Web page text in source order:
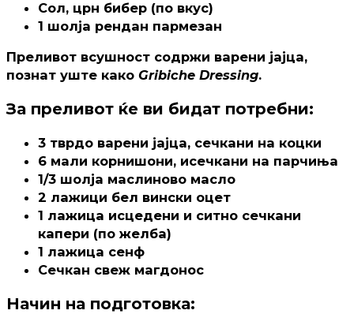
Сол, црн бибер (по вкус)
1 шолја рендан пармезан
Преливот всушност содржи варени јајца,
познат уште како Gribiche Dressing.
За преливот ќе ви бидат потребни:
3 тврдо варени јајца, сечкани на коцки
6 мали корнишони, исечкани на парчиња
1/3 шолја маслиново масло
2 лажици бел вински оцет
1 лажица исцедени и ситно сечкани
капери (по желба)
1 лажица сенф
Сечкан свеж магдонос
Начин на подготовка: